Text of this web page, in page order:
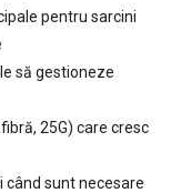
pentru sarcini
să gestioneze
25G) care cresc
când sunt necesare